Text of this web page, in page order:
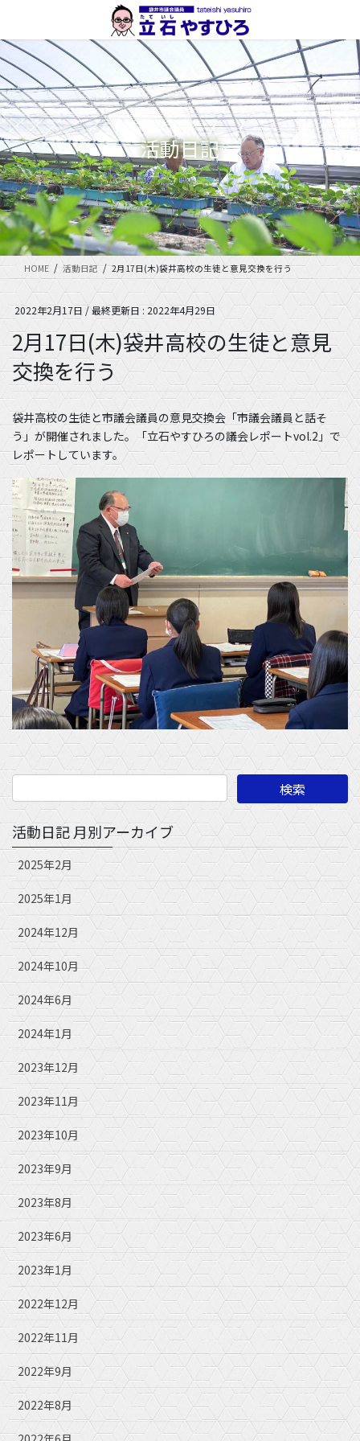
テ
ン
ツ
に
移
動
ゲ
ー
シ
ョ
ン
に
移
動
活動日記
HOME 活動日記 2月17日(木)袋井高校の生徒と意見交換を行う
2022年2月17日/ 最終更新日 :2022年4月29日
2月17日(木)袋井高校の生徒と意見
交換を行う
袋井高校の生徒と市議会議員の意見交換会「市議会議員と話そ
う」が開催されました。「立石やすひろの議会レポートvol.2」で
レポートしています。
活動日記 月別アーカイブ
2025年2月
2025年1月
2024年12月
2024年10月
2024年6月
2024年1月
2023年12月
2023年11月
2023年10月
2023年9月
2023年8月
2023年6月
2023年1月
2022年12月
2022年11月
2022年9月
2022年8月